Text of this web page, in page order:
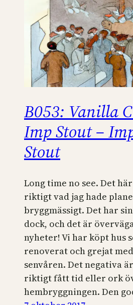
B053: Vanilla
Imp Stout –
Stout
Long time no see. Det
riktigt vad jag hade
bryggmässigt. Det har
dock, och det är
nyheter! Vi har köpt hus
renoverat och grejat
senvåren. Det negativa
riktigt fått tid eller ork
hembryggningen. Den